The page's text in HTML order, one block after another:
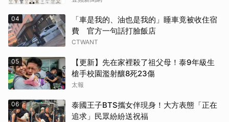
04
「車是我的、油也是我的」睡車竟被收住宿
費 官方一句話打臉飯店
CTWANT
05
【更新】先在家裡殺了祖父母！泰9年級生
槍手校園濫射釀8死23傷
太報
06
泰國王子BTS攜女伴現身！大方表態「正在
追求」民眾紛紛送祝福